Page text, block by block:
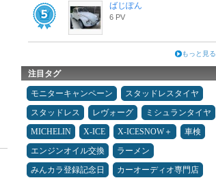
ばじぽん
6 PV
もっと見る
注目タグ
モニターキャンペーン
スタッドレスタイヤ
スタッドレス
レヴォーグ
ミシュランタイヤ
MICHELIN
X-ICE X-ICESNOW＋
車検
エンジンオイル交換
ラーメン
みんカラ登録記念日
カーオーディオ専門店